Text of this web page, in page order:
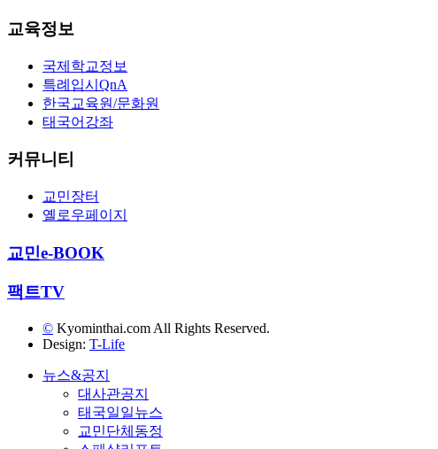
교육정보
국제학교정보
특례입시QnA
한국교육원/문화원
태국어강좌
커뮤니티
교민장터
옐로우페이지
교민e-BOOK
팩트TV
© Kyominthai.com All Rights Reserved.
Design: T-Life
뉴스&공지
대사관공지
태국일일뉴스
교민단체동정